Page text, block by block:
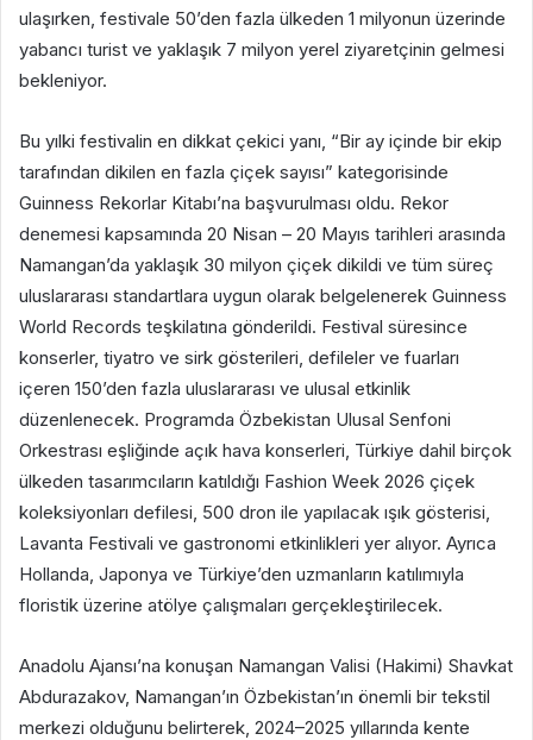
ulaşırken, festivale 50’den fazla ülkeden 1 milyonun üzerinde
yabancı turist ve yaklaşık 7 milyon yerel ziyaretçinin gelmesi
bekleniyor.
Bu yılki festivalin en dikkat çekici yanı, “Bir ay içinde bir ekip
tarafından dikilen en fazla çiçek sayısı” kategorisinde
Guinness Rekorlar Kitabı’na başvurulması oldu. Rekor
denemesi kapsamında 20 Nisan – 20 Mayıs tarihleri arasında
Namangan’da yaklaşık 30 milyon çiçek dikildi ve tüm süreç
uluslararası standartlara uygun olarak belgelenerek Guinness
World Records teşkilatına gönderildi. Festival süresince
konserler, tiyatro ve sirk gösterileri, defileler ve fuarları
içeren 150’den fazla uluslararası ve ulusal etkinlik
düzenlenecek. Programda Özbekistan Ulusal Senfoni
Orkestrası eşliğinde açık hava konserleri, Türkiye dahil birçok
ülkeden tasarımcıların katıldığı Fashion Week 2026 çiçek
koleksiyonları defilesi, 500 dron ile yapılacak ışık gösterisi,
Lavanta Festivali ve gastronomi etkinlikleri yer alıyor. Ayrıca
Hollanda, Japonya ve Türkiye’den uzmanların katılımıyla
floristik üzerine atölye çalışmaları gerçekleştirilecek.
Anadolu Ajansı’na konuşan Namangan Valisi (Hakimi) Shavkat
Abdurazakov, Namangan’ın Özbekistan’ın önemli bir tekstil
merkezi olduğunu belirterek, 2024–2025 yıllarında kente